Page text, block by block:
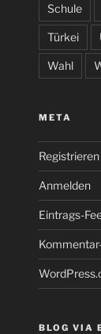
Schule
Türkei
Wahl
META
Registrieren
Anmelden
Eintrags-
BLOG VIA